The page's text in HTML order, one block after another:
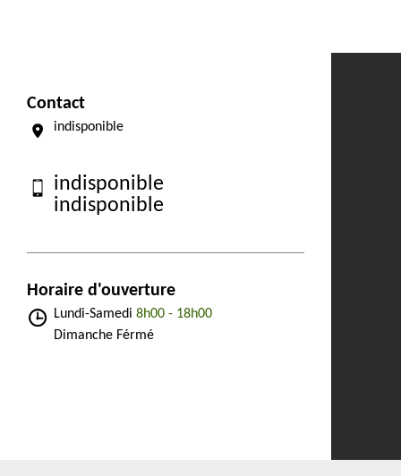
Contact
indisponible
indisponible
indisponible
Horaire d'ouverture
Lundi-Samedi 8h00 - 18h00
Dimanche Férmé